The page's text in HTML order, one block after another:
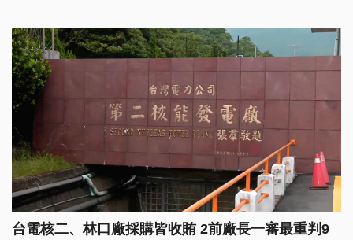
台電核二、林口廠採購皆收賄 2前廠長一審最重判9